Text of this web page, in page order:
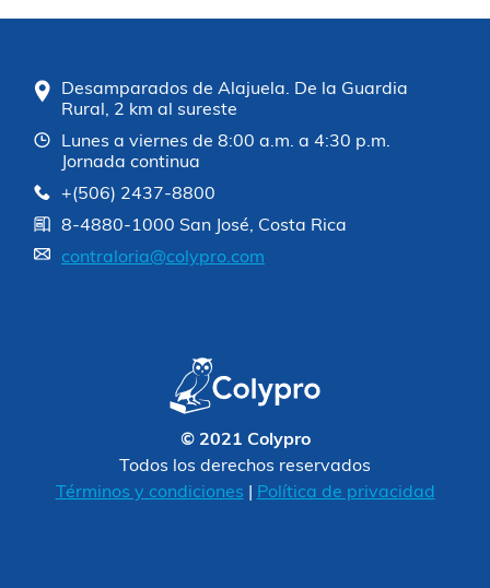
Desamparados de Alajuela. De la Guardia
Rural, 2 km al sureste
Lunes a viernes de 8:00 a.m. a 4:30 p.m.
Jornada continua
+(506) 2437-8800
8-4880-1000 San José, Costa Rica
contraloria@colypro.com
© 2021 Colypro
Todos los derechos reservados
Términos y condiciones
Política de privacidad